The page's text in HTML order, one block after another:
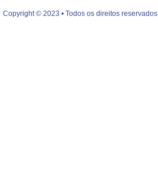
Copyright © 2023 • Todos os direitos reservados